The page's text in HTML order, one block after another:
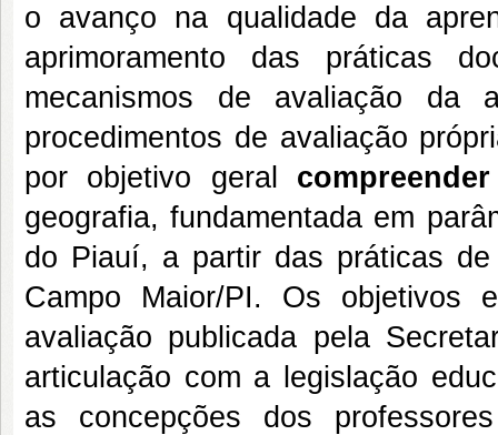
o avanço na qualidade da
aprimoramento das práticas
mecanismos de avaliação da
procedimentos de avaliação
por objetivo geral compreender
geografia, fundamentada em
do Piauí, a partir das práticas
Campo Maior/PI. Os objetivos
avaliação publicada pela
articulação com a legislação
as concepções dos